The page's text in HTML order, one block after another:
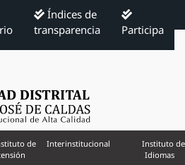
Índices de
transparencia
Participa
de
Interinstitucional
Instituto de
Idiomas